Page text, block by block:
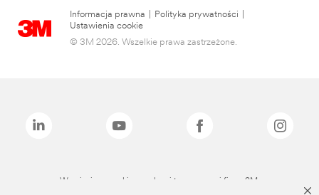
Informacja prawna Polityka prywatności
Ustawienia cookie
© 3M 2026. Wszelkie prawa zastrzeżone.
Wymienione marki są znakami towarowymi firmy 3M.